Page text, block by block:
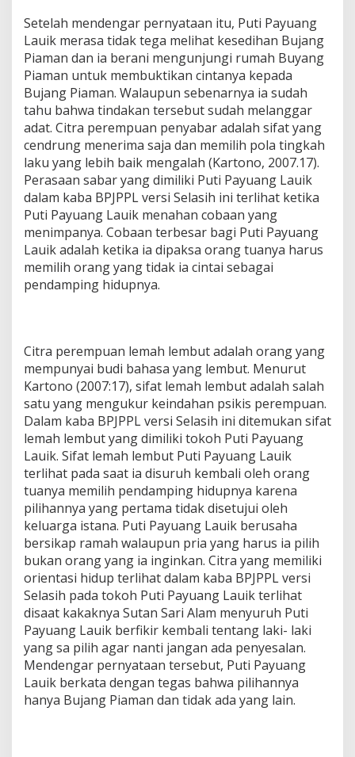
Setelah mendengar pernyataan itu, Puti Payuang
Lauik merasa tidak tega melihat kesedihan Bujang
Piaman dan ia berani mengunjungi rumah Buyang
Piaman untuk membuktikan cintanya kepada
Bujang Piaman. Walaupun sebenarnya ia sudah
tahu bahwa tindakan tersebut sudah melanggar
adat. Citra perempuan penyabar adalah sifat yang
cendrung menerima saja dan memilih pola tingkah
laku yang lebih baik mengalah (Kartono, 2007.17).
Perasaan sabar yang dimiliki Puti Payuang Lauik
dalam kaba BPJPPL versi Selasih ini terlihat ketika
Puti Payuang Lauik menahan cobaan yang
menimpanya. Cobaan terbesar bagi Puti Payuang
Lauik adalah ketika ia dipaksa orang tuanya harus
memilih orang yang tidak ia cintai sebagai
pendamping hidupnya.
Citra perempuan lemah lembut adalah orang yang
mempunyai budi bahasa yang lembut. Menurut
Kartono (2007:17), sifat lemah lembut adalah salah
satu yang mengukur keindahan psikis perempuan.
Dalam kaba BPJPPL versi Selasih ini ditemukan sifat
lemah lembut yang dimiliki tokoh Puti Payuang
Lauik. Sifat lemah lembut Puti Payuang Lauik
terlihat pada saat ia disuruh kembali oleh orang
tuanya memilih pendamping hidupnya karena
pilihannya yang pertama tidak disetujui oleh
keluarga istana. Puti Payuang Lauik berusaha
bersikap ramah walaupun pria yang harus ia pilih
bukan orang yang ia inginkan. Citra yang memiliki
orientasi hidup terlihat dalam kaba BPJPPL versi
Selasih pada tokoh Puti Payuang Lauik terlihat
disaat kakaknya Sutan Sari Alam menyuruh Puti
Payuang Lauik berfikir kembali tentang laki- laki
yang sa pilih agar nanti jangan ada penyesalan.
Mendengar pernyataan tersebut, Puti Payuang
Lauik berkata dengan tegas bahwa pilihannya
hanya Bujang Piaman dan tidak ada yang lain.